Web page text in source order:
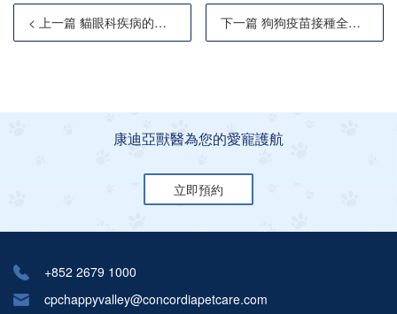
< 上一篇 貓眼科疾病的預防與護理｜Concordia Pet Care 下一篇 狗狗疫苗接種全攻略：香港狗主打針時間表、狗牌及補針須知
康迪亞獸醫為您的愛寵護航
立即預約
+852 2679 1000
cpchappyvalley@concordiapetcare.com